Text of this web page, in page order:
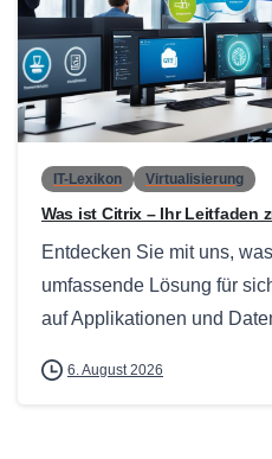
IT-Lexikon Virtualisierung
Was ist Citrix – Ihr Leitfaden
Entdecken Sie mit uns,
umfassende Lösung für
auf Applikationen und
6. August 2026